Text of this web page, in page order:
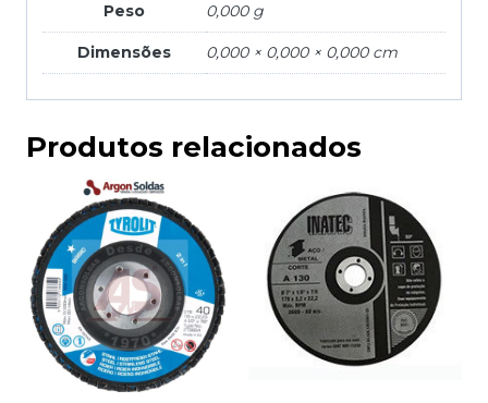
Peso 0,000 g
Dimensões 0,000 × 0,000 × 0,000 cm
Produtos relacionados